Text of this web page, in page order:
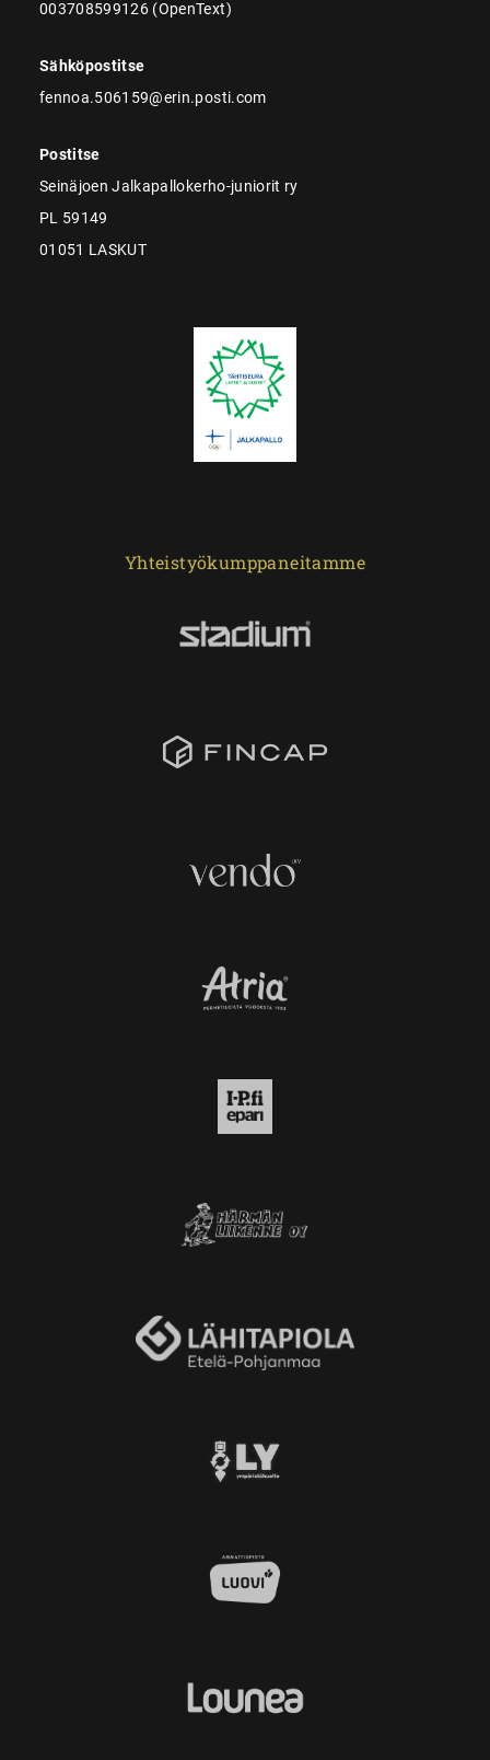
003708599126 (OpenText)
Sähköpostitse
fennoa.506159@erin.posti.com
Postitse
Seinäjoen Jalkapallokerho-juniorit ry
PL 59149
01051 LASKUT
Yhteistyökumppaneitamme